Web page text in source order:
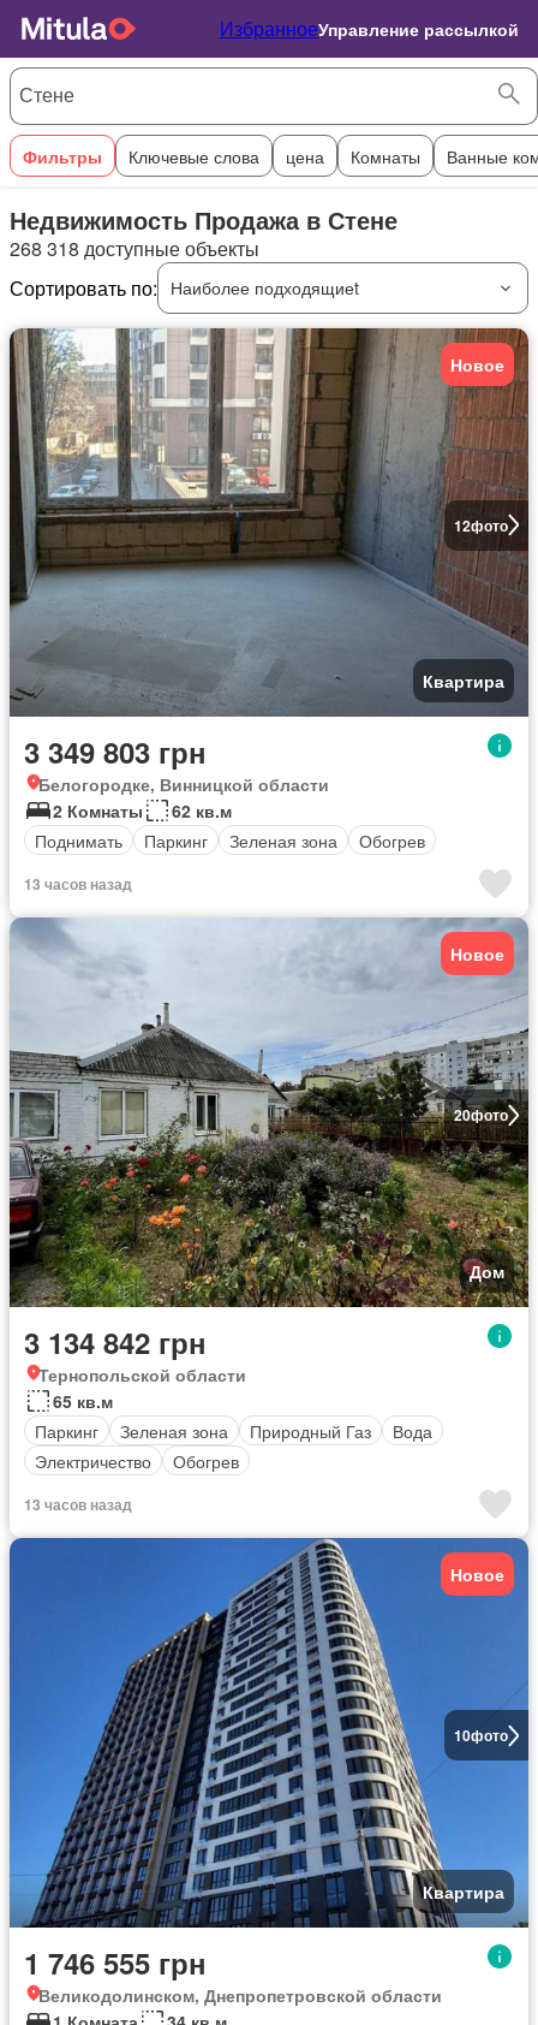
ИзбранноеУправление рассылкой
Фильтры Ключевые слова цена Комнаты Ванные
Недвижимость Продажа в Стене
268 318 доступные объекты
Сортировать по:
Наиболее подходящиеt
12фото
Новое
Квартира
3 349 803 грн
Белогородке, Винницкой области
2 Комнаты
62 кв.м
Поднимать
Паркинг Зеленая зона Обогрев
13 часов назад
20фото
Новое
Дом
3 134 842 грн
Тернопольской области
65 кв.м
Паркинг
Зеленая зона Природный Газ
Вода
Электричество
Обогрев
13 часов назад
10фото
Новое
Квартира
1 746 555 грн
Великодолинском, Днепропетровской области